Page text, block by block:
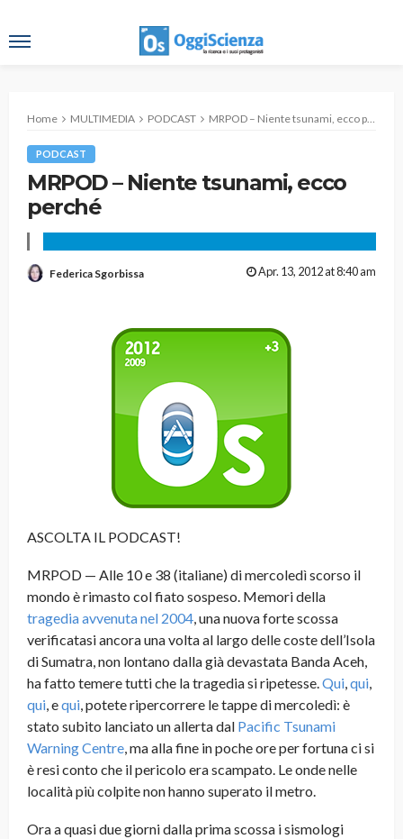
Home MULTIMEDIA PODCAST MRPOD – Niente tsunami, ecco perché
PODCAST
MRPOD – Niente tsunami, ecco
perché
Federica Sgorbissa Apr. 13, 2012 at 8:40 am
ASCOLTA IL PODCAST!
MRPOD — Alle 10 e 38 (italiane) di mercoledì scorso il
mondo è rimasto col fiato sospeso. Memori della
tragedia avvenuta nel 2004, una nuova forte scossa
verificatasi ancora una volta al largo delle coste dell’Isola
di Sumatra, non lontano dalla già devastata Banda Aceh,
ha fatto temere tutti che la tragedia si ripetesse.Qui,qui,
qui, equi, potete ripercorrere le tappe di mercoledì: è
stato subito lanciato un allerta dal Pacific Tsunami
Warning Centre, ma alla fine in poche ore per fortuna ci si
è resi conto che il pericolo era scampato. Le onde nelle
località più colpite non hanno superato il metro.
Ora a quasi due giorni dalla prima scossa i sismologi